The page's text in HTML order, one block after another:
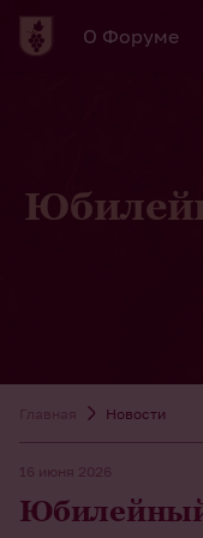
О Форуме
Главная Новости
16 июня 2026
Юбилейный